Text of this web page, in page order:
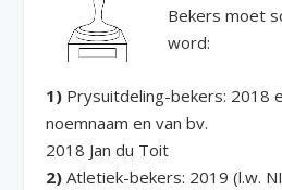
Bekers moet
word:
1) Prysuitdeling-bekers: 2018
noemnaam en van bv.
2018 Jan du Toit
2) Atletiek-bekers: 2019 (l.w.